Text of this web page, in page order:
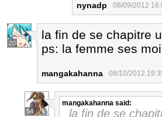
nynadp 08/09/2012
20
la fin de se chapitre
ps: la femme ses
mangakahanna 08/10/2012
54
mangakahanna said:
la fin de se